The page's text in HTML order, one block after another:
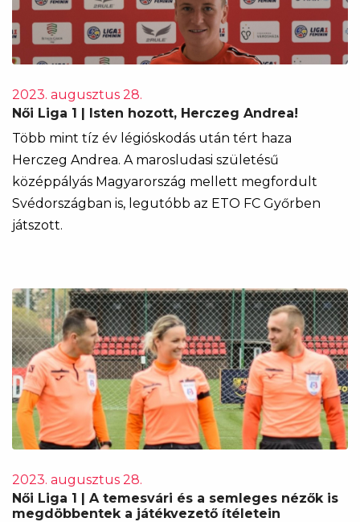
2023. augusztus 28.
Női Liga 1 | Isten hozott, Herczeg Andrea!
Több mint tíz év légióskodás után tért haza
Herczeg Andrea. A marosludasi születésű
középpályás Magyarország mellett megfordult
Svédországban is, legutóbb az ETO FC Győrben
játszott.
2023. augusztus 28.
Női Liga 1 | A temesvári és a semleges nézők is
megdöbbentek a játékvezető ítéletein